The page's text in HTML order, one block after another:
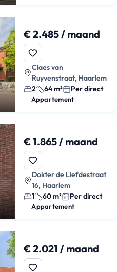
€ 2.485 / maand
Claes van
Ruyvenstraat, Haarlem
2
64 m² Per direct
Appartement
€ 1.865 / maand
Dokter de Liefdestraat
16, Haarlem
1
60 m² Per direct
Appartement
€ 2.021 / maand